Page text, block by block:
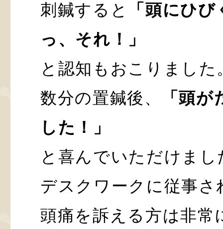
刺鍼すると
「頭にひ
っ、それ！」
と認知もおこりました
数分の置鍼後、
「頭
した！」
と喜んでいただけまし
デスクワークに従事さ
頭痛を訴える方は非常